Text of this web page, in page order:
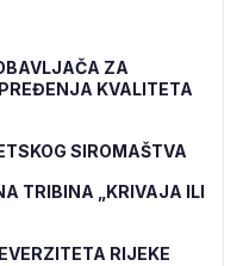
ZA
KVALITETA
SIROMAŠTVA
TRIBINA „KRIVAJA ILI
RIJEKE